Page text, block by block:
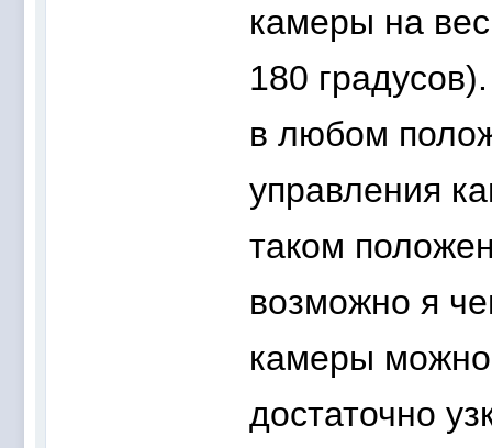
камеры на
180
в любом
управления
таком
возможно я
камеры
достаточно